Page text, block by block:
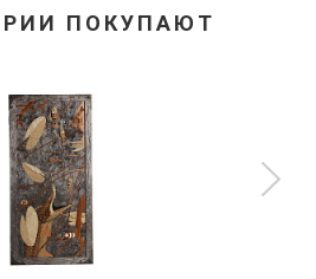
ПОКУПАЮТ